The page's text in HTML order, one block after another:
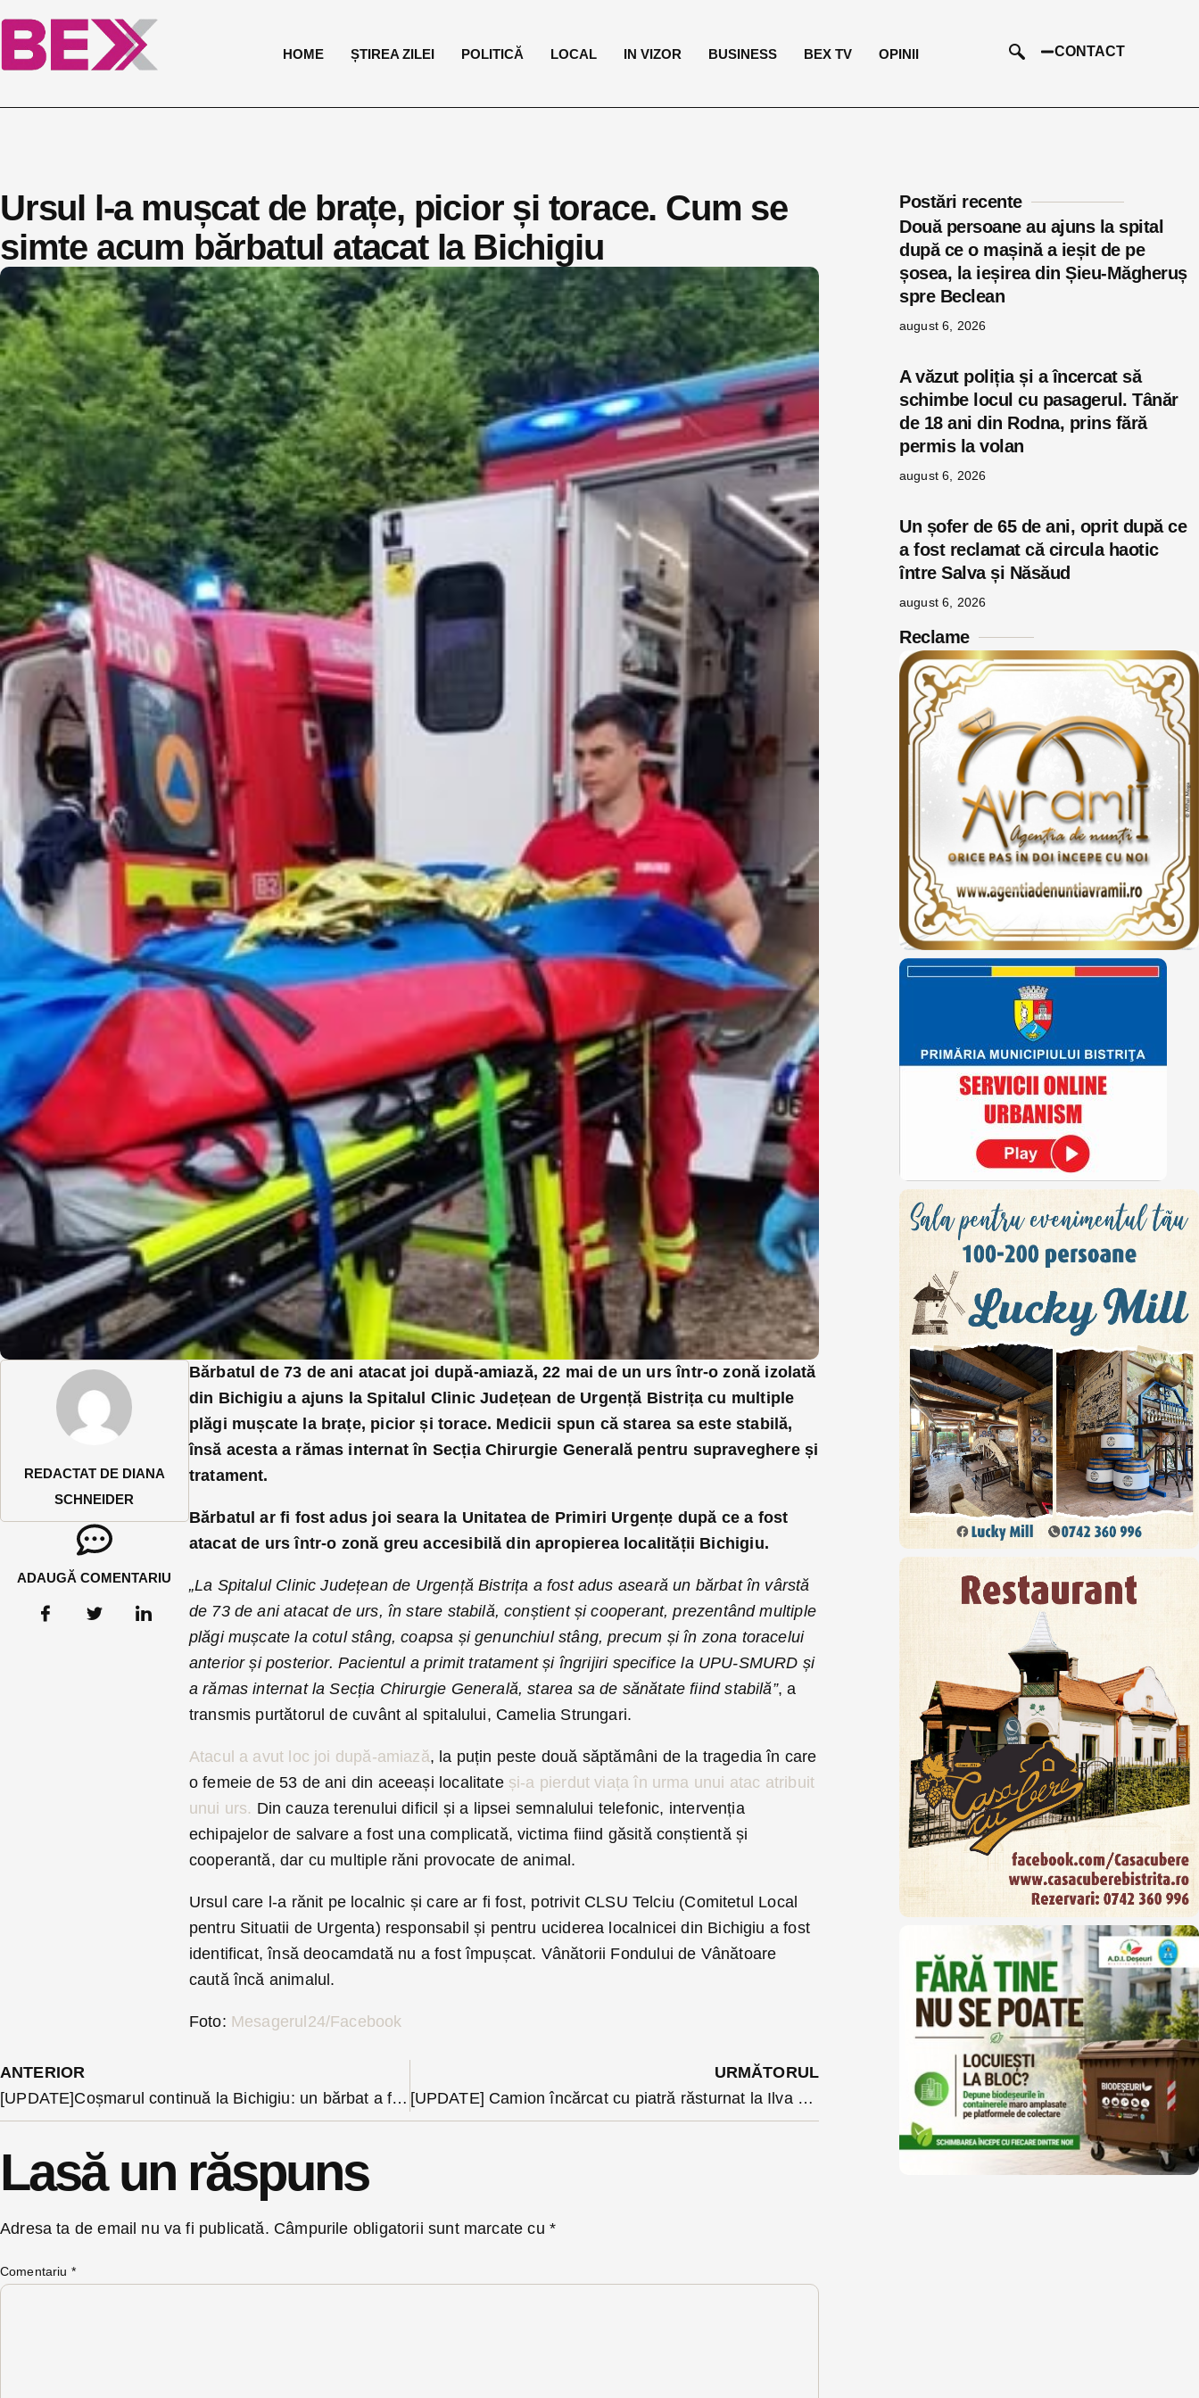
HOME ȘTIREA ZILEI POLITICĂ LOCAL IN VIZOR BUSINESS BEX TV OPINII CONTACT
Ursul l-a mușcat de brațe, picior și torace. Cum se
simte acum bărbatul atacat la Bichigiu
REDACTAT DE DIANA
SCHNEIDER
ADAUGĂ COMENTARIU
Bărbatul de 73 de ani atacat joi după-amiază, 22 mai de un urs într-o zonă izolată
din Bichigiu a ajuns la Spitalul Clinic Județean de Urgență Bistrița cu multiple
plăgi mușcate la brațe, picior și torace. Medicii spun că starea sa este stabilă,
însă acesta a rămas internat în Secția Chirurgie Generală pentru supraveghere și
tratament.
Bărbatul ar fi fost adus joi seara la Unitatea de Primiri Urgențe după ce a fost
atacat de urs într-o zonă greu accesibilă din apropierea localității Bichigiu.
„La Spitalul Clinic Județean de Urgență Bistrița a fost adus aseară un bărbat în vârstă
de 73 de ani atacat de urs, în stare stabilă, conștient și cooperant, prezentând multiple
plăgi mușcate la cotul stâng, coapsa și genunchiul stâng, precum și în zona toracelui
anterior și posterior. Pacientul a primit tratament și îngrijiri specifice la UPU-SMURD și
a rămas internat la Secția Chirurgie Generală, starea sa de sănătate fiind stabilă”, a
transmis purtătorul de cuvânt al spitalului, Camelia Strungari.
Atacul a avut loc joi după-amiază, la puțin peste două săptămâni de la tragedia în care
o femeie de 53 de ani din aceeași localitate și-a pierdut viața în urma unui atac atribuit
unui urs. Din cauza terenului dificil și a lipsei semnalului telefonic, intervenția
echipajelor de salvare a fost una complicată, victima fiind găsită conștientă și
cooperantă, dar cu multiple răni provocate de animal.
Ursul care l-a rănit pe localnic și care ar fi fost, potrivit CLSU Telciu (Comitetul Local
pentru Situatii de Urgenta) responsabil și pentru uciderea localnicei din Bichigiu a fost
identificat, însă deocamdată nu a fost împușcat. Vânătorii Fondului de Vânătoare
caută încă animalul.
Foto: Mesagerul24/Facebook
ANTERIOR
[UPDATE]Coșmarul continuă la Bichigiu: un bărbat a fost atacat de urs, la două săptămâni după moartea unei localnice
URMĂTORUL
[UPDATE] Camion încărcat cu piatră răsturnat la Ilva Mare. Șoferul ar fi rămas blocat în cabină sub încărcătură
Lasă un răspuns
Adresa ta de email nu va fi publicată. Câmpurile obligatorii sunt marcate cu *
Comentariu *
Postări recente
Două persoane au ajuns la spital
după ce o mașină a ieșit de pe
șosea, la ieșirea din Șieu-Măgheruș
spre Beclean
august 6, 2026
A văzut poliția și a încercat să
schimbe locul cu pasagerul. Tânăr
de 18 ani din Rodna, prins fără
permis la volan
august 6, 2026
Un șofer de 65 de ani, oprit după ce
a fost reclamat că circula haotic
între Salva și Năsăud
august 6, 2026
Reclame